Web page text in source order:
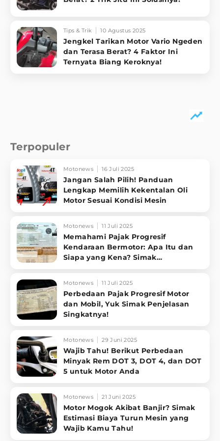
Tips & Trik 10 Agustus 2025
Jengkel Tarikan Motor Vario Ngeden
dan Terasa Berat? 4 Faktor Ini
Ternyata Biang Keroknya!
Terpopuler
Motonews 16 Juli 2025
Jangan Salah Pilih! Panduan
Lengkap Memilih Kekentalan Oli
Motor Sesuai Kondisi Mesin
Motonews 11 Juli 2025
Memahami Pajak Progresif
Kendaraan Bermotor: Apa Itu dan
Siapa yang Kena? Simak
Motonews 11 Juli 2025
Perbedaan Pajak Progresif Motor
dan Mobil, Yuk Simak Penjelasan
Singkatnya!
Motonews 29 Juni 2025
Wajib Tahu! Berikut Perbedaan
Minyak Rem DOT 3, DOT 4, dan DOT
5 untuk Motor Anda
Motonews 21 Juni 2025
Motor Mogok Akibat Banjir? Simak
Estimasi Biaya Turun Mesin yang
Wajib Kamu Tahu!